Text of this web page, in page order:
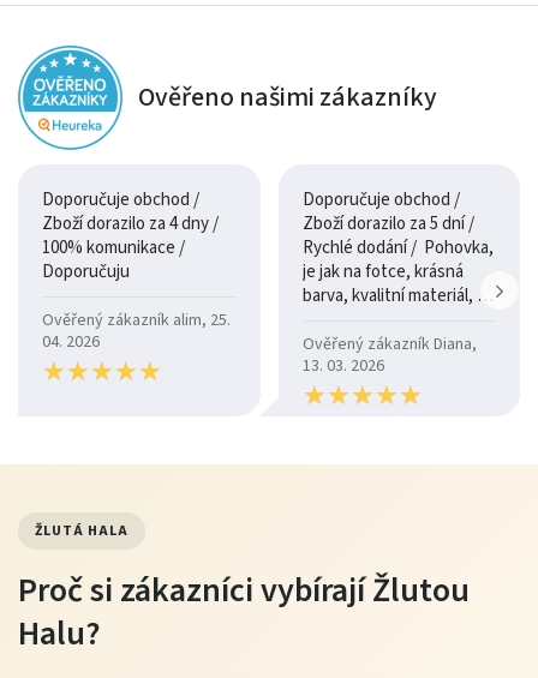
Ověřeno našimi zákazníky
Doporučuje obchod /
Zboží dorazilo za 4 dny /
100% komunikace /
Doporučuju
Ověřený zákazník alim, 25.
04. 2026
★★★★★
★★★★★
Doporučuje obchod /
Zboží dorazilo za 5 dní /
Rychlé dodání / Pohovka,
je jak na fotce, krásná
barva, kvalitní materiál, a
Ověřený zákazník Diana,
13. 03. 2026
★★★★★
★★★★★
ŽLUTÁ HALA
Proč si zákazníci vybírají Žlutou
Halu?